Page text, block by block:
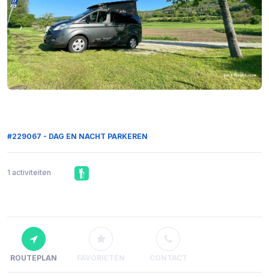
#229067 - DAG EN NACHT PARKEREN
1 activiteiten
ROUTEPLAN FAVORIETEN CONTACT